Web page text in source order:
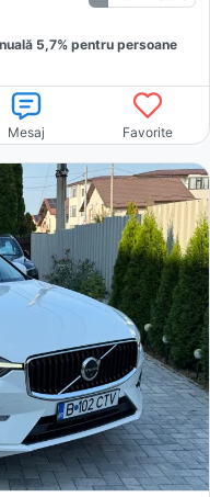
5,7% pentru persoane
Mesaj Favorite